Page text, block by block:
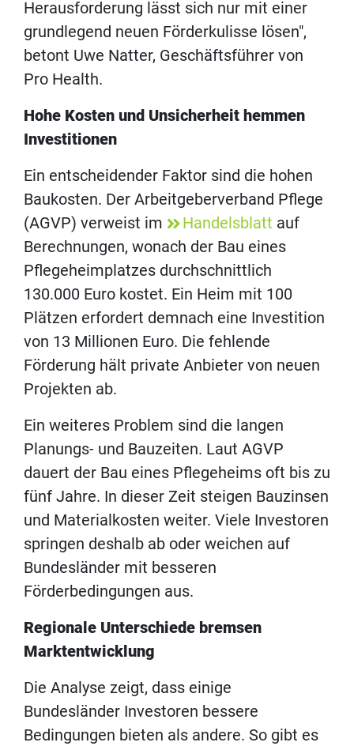
Herausforderung lässt sich nur mit einer
grundlegend neuen Förderkulisse lösen",
betont Uwe Natter, Geschäftsführer von
Pro Health.
Hohe Kosten und Unsicherheit hemmen
Investitionen
Ein entscheidender Faktor sind die hohen
Baukosten. Der Arbeitgeberverband Pflege
(AGVP) verweist im
Handelsblatt auf
Berechnungen, wonach der Bau eines
Pflegeheimplatzes durchschnittlich
130.000 Euro kostet. Ein Heim mit 100
Plätzen erfordert demnach eine Investition
von 13 Millionen Euro. Die fehlende
Förderung hält private Anbieter von neuen
Projekten ab.
Ein weiteres Problem sind die langen
Planungs- und Bauzeiten. Laut AGVP
dauert der Bau eines Pflegeheims oft bis zu
fünf Jahre. In dieser Zeit steigen Bauzinsen
und Materialkosten weiter. Viele Investoren
springen deshalb ab oder weichen auf
Bundesländer mit besseren
Förderbedingungen aus.
Regionale Unterschiede bremsen
Marktentwicklung
Die Analyse zeigt, dass einige
Bundesländer Investoren bessere
Bedingungen bieten als andere. So gibt es